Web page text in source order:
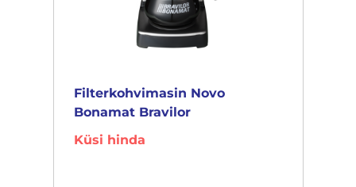
Filterkohvimasin Novo
Bonamat Bravilor
Küsi hinda